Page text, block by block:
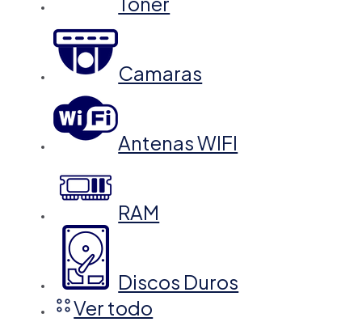
Camaras
Antenas WIFI
RAM
Discos Duros
Ver todo